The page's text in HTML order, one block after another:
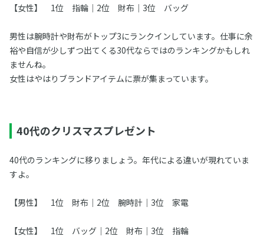
【女性】 1位 指輪｜2位 財布｜3位 バッグ
男性は腕時計や財布がトップ3にランクインしています。仕事に余
裕や自信が少しずつ出てくる30代ならではのランキングかもしれ
ませんね。
女性はやはりブランドアイテムに票が集まっています。
40代のクリスマスプレゼント
40代のランキングに移りましょう。年代による違いが現れていま
すよ。
【男性】 1位 財布｜2位 腕時計｜3位 家電
【女性】 1位 バッグ｜2位 財布｜3位 指輪